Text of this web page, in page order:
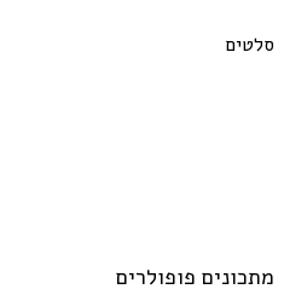
סלטים
מתכונים פופולרים